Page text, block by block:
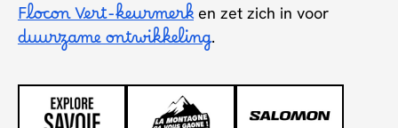
Flocon Vert-keurmerk en zet zich in voor
duurzame ontwikkeling.